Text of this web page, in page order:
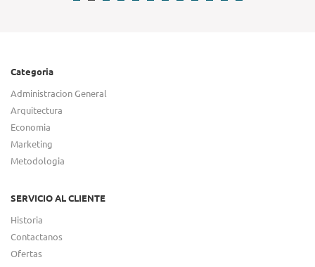
Categoria
Administracion General
Arquitectura
Economia
Marketing
Metodologia
SERVICIO AL CLIENTE
Historia
Contactanos
Ofertas